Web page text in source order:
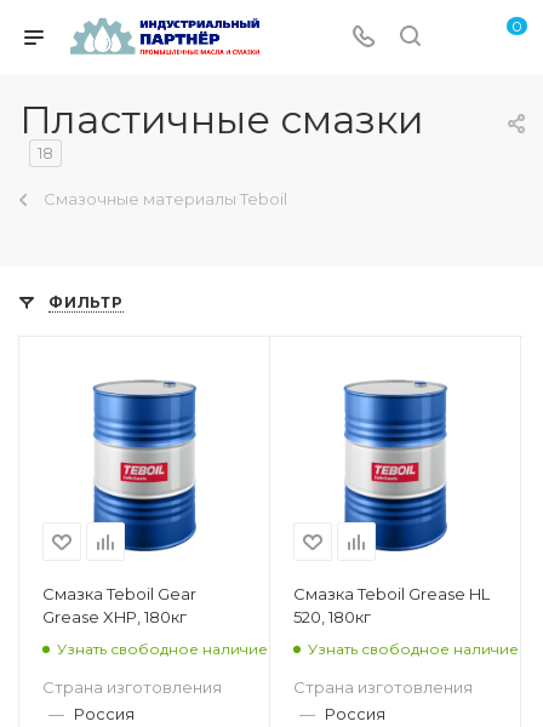
0
Пластичные смазки
18
Смазочные материалы Teboil
ФИЛЬТР
Смазка Teboil Gear
Grease XHP, 180кг
Узнать свободное наличие
Страна изготовления
— Россия
Смазка Teboil Grease HL
520, 180кг
Узнать свободное наличие
Страна изготовления
— Россия